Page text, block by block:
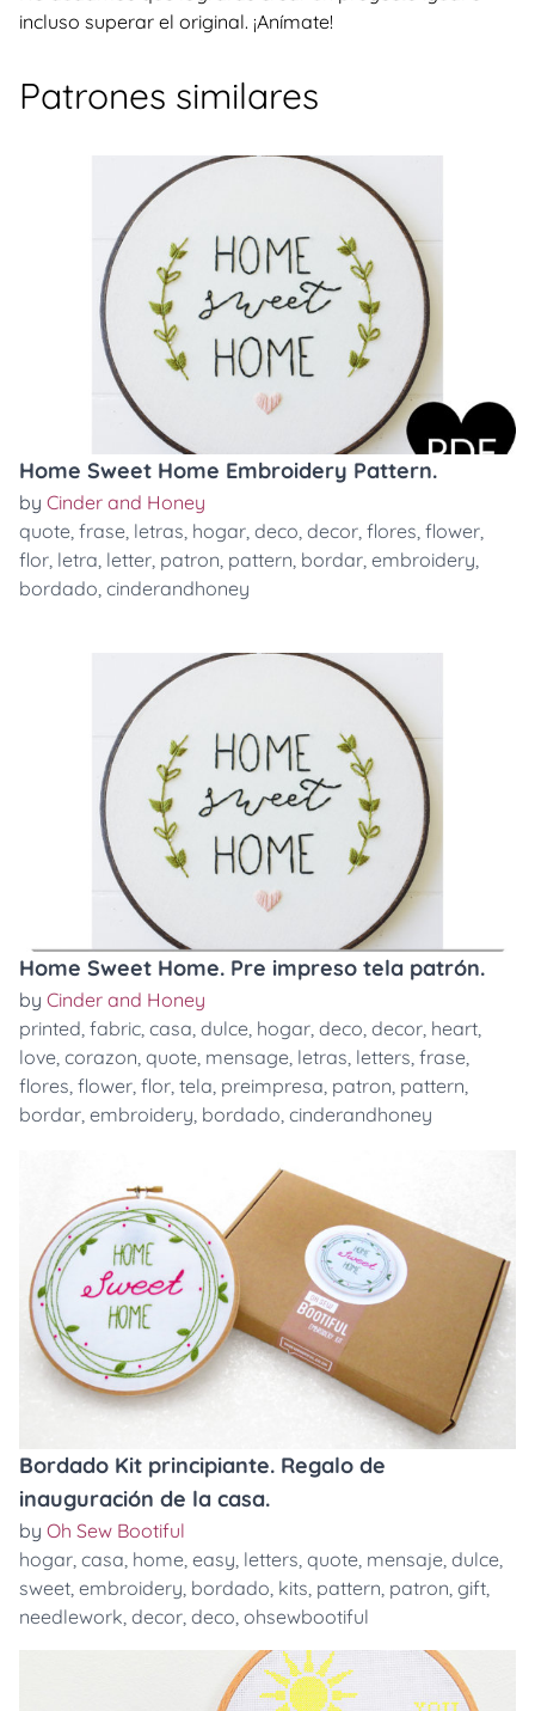
incluso superar el original. ¡Anímate!
Patrones similares
Home Sweet Home Embroidery Pattern.
by Cinder and Honey
quote, frase, letras, hogar, deco, decor, flores, flower,
flor, letra, letter, patron, pattern, bordar, embroidery,
bordado, cinderandhoney
Home Sweet Home. Pre impreso tela patrón.
by Cinder and Honey
printed, fabric, casa, dulce, hogar, deco, decor, heart,
love, corazon, quote, mensage, letras, letters, frase,
flores, flower, flor, tela, preimpresa, patron, pattern,
bordar, embroidery, bordado, cinderandhoney
Bordado Kit principiante. Regalo de
inauguración de la casa.
by Oh Sew Bootiful
hogar, casa, home, easy, letters, quote, mensaje, dulce,
sweet, embroidery, bordado, kits, pattern, patron, gift,
needlework, decor, deco, ohsewbootiful